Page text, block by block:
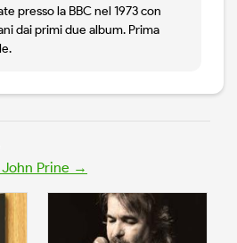
presso la BBC nel 1973 con
dai primi due album. Prima
Prine →